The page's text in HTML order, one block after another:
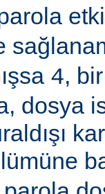
4,
dosya